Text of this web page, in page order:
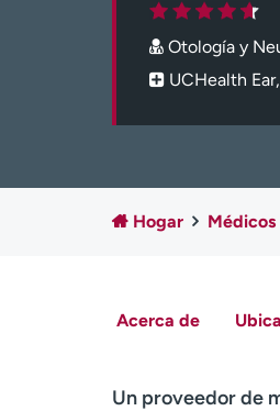
Otología y
UCHealth
Hogar Médicos
Acerca de
Un proveedor de